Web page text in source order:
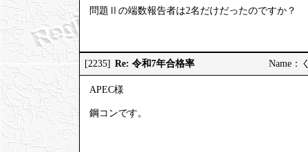
問題Ⅱの端数報告者は2名だけだったのですか？
[2235] Re: 令和7年合格率 Name：
APEC様
鋼コンです。